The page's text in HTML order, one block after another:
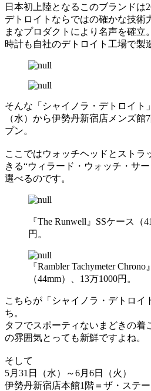
日本初上陸となるこのブランドは
デトロイトならではの確かな技術
まなプロダクトにより名声を確立。
時計も自社のデトロイト工場で製
そんな「シャイノラ・デトロイト
（水）から伊勢丹新宿店メンズ
プン。
ここではウォッチヘッドとストラ
きる“ウィラード・ウォッチ・サ
選べるのです。
『The Runwell』SSケース（
円。
『Rambler Tachymeter Chrono
（44mm）、13万1000円。
こちらが「シャイノラ・デトロイ
ち。
タフでスポーティないまどきの着
の雰囲気とっても新鮮ですよね。
そして
5月31日（水）～6月6日（火）
伊勢丹新宿店本館1階＝ザ・ステ